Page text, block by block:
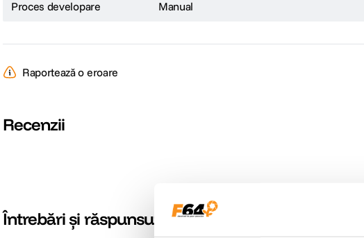
Proces developare Manual
Raportează o eroare
Recenzii
Întrebări și răspunsuri